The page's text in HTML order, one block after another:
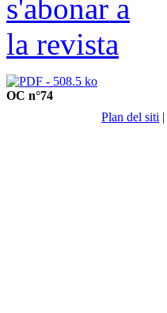
OC n°74
Plan del siti |